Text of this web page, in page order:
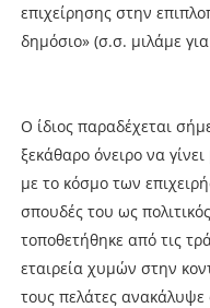
επιχείρησης στην
δημόσιο» (σ.σ. μιλάμε
Ο ίδιος παραδέχεται
ξεκάθαρο όνειρο να
με το κόσμο των
σπουδές του ως
τοποθετήθηκε από τις
εταιρεία χυμών στην
τους πελάτες